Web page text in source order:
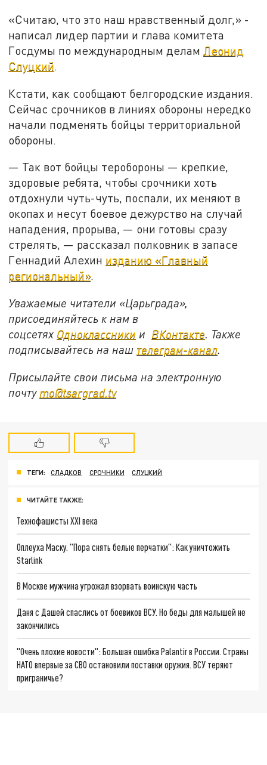
«Считаю, что это наш нравственный долг,» -
написал лидер партии и глава комитета
Госдумы по международным деламЛеонид
Слуцкий.
Кстати, как сообщают белгородские издания.
Сейчас срочников в линиях обороны нередко
начали подменять бойцы территориальной
обороны.
— Так вот бойцы теробороны — крепкие,
здоровые ребята, чтобы срочники хоть
отдохнули чуть-чуть, поспали, их меняют в
окопах и несут боевое дежурство на случай
нападения, прорыва, — они готовы сразу
стрелять, — рассказал полковник в запасе
Геннадий Алехин изданию «Главный
региональный».
Уважаемые читатели «Царьграда»,
присоединяйтесь к нам в
соцсетях Одноклассники и ВКонтакте. Также
подписывайтесь на наш телеграм-канал.
Присылайте свои письма на электронную
почту mo@tsargrad.tv
ТЕГИ: СЛАДКОВ СРОЧНИКИ СЛУЦКИЙ
ЧИТАЙТЕ ТАКЖЕ:
Технофашисты XXI века
Оплеуха Маску. "Пора снять белые перчатки": Как уничтожить
Starlink
В Москве мужчина угрожал взорвать воинскую часть
Даня с Дашей спаслись от боевиков ВСУ. Но беды для малышей не
закончились
"Очень плохие новости": Большая ошибка Palantir в России. Страны
НАТО впервые за СВО остановили поставки оружия. ВСУ теряют
приграничье?